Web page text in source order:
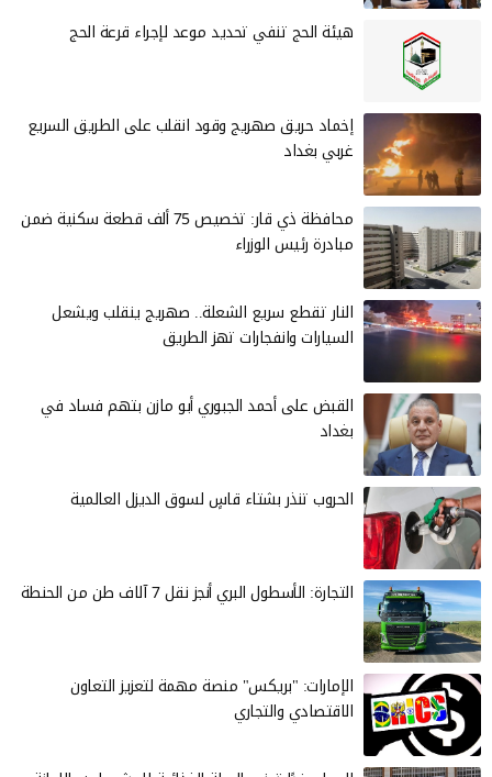
هيئة الحج تنفي تحديد موعد لإجراء قرعة الحج
إخماد حريق صهريج وقود انقلب على الطريق السريع
غربي بغداد
محافظة ذي قار: تخصيص 75 ألف قطعة سكنية ضمن
مبادرة رئيس الوزراء
النار تقطع سريع الشعلة.. صهريج ينقلب ويشعل
السيارات وانفجارات تهز الطريق
القبض على أحمد الجبوري أبو مازن بتهم فساد في
بغداد
الحروب تنذر بشتاء قاسٍ لسوق الديزل العالمية
التجارة: الأسطول البري أنجز نقل 7 آلاف طن من الحنطة
الإمارات: "بريكس" منصة مهمة لتعزيز التعاون
الاقتصادي والتجاري